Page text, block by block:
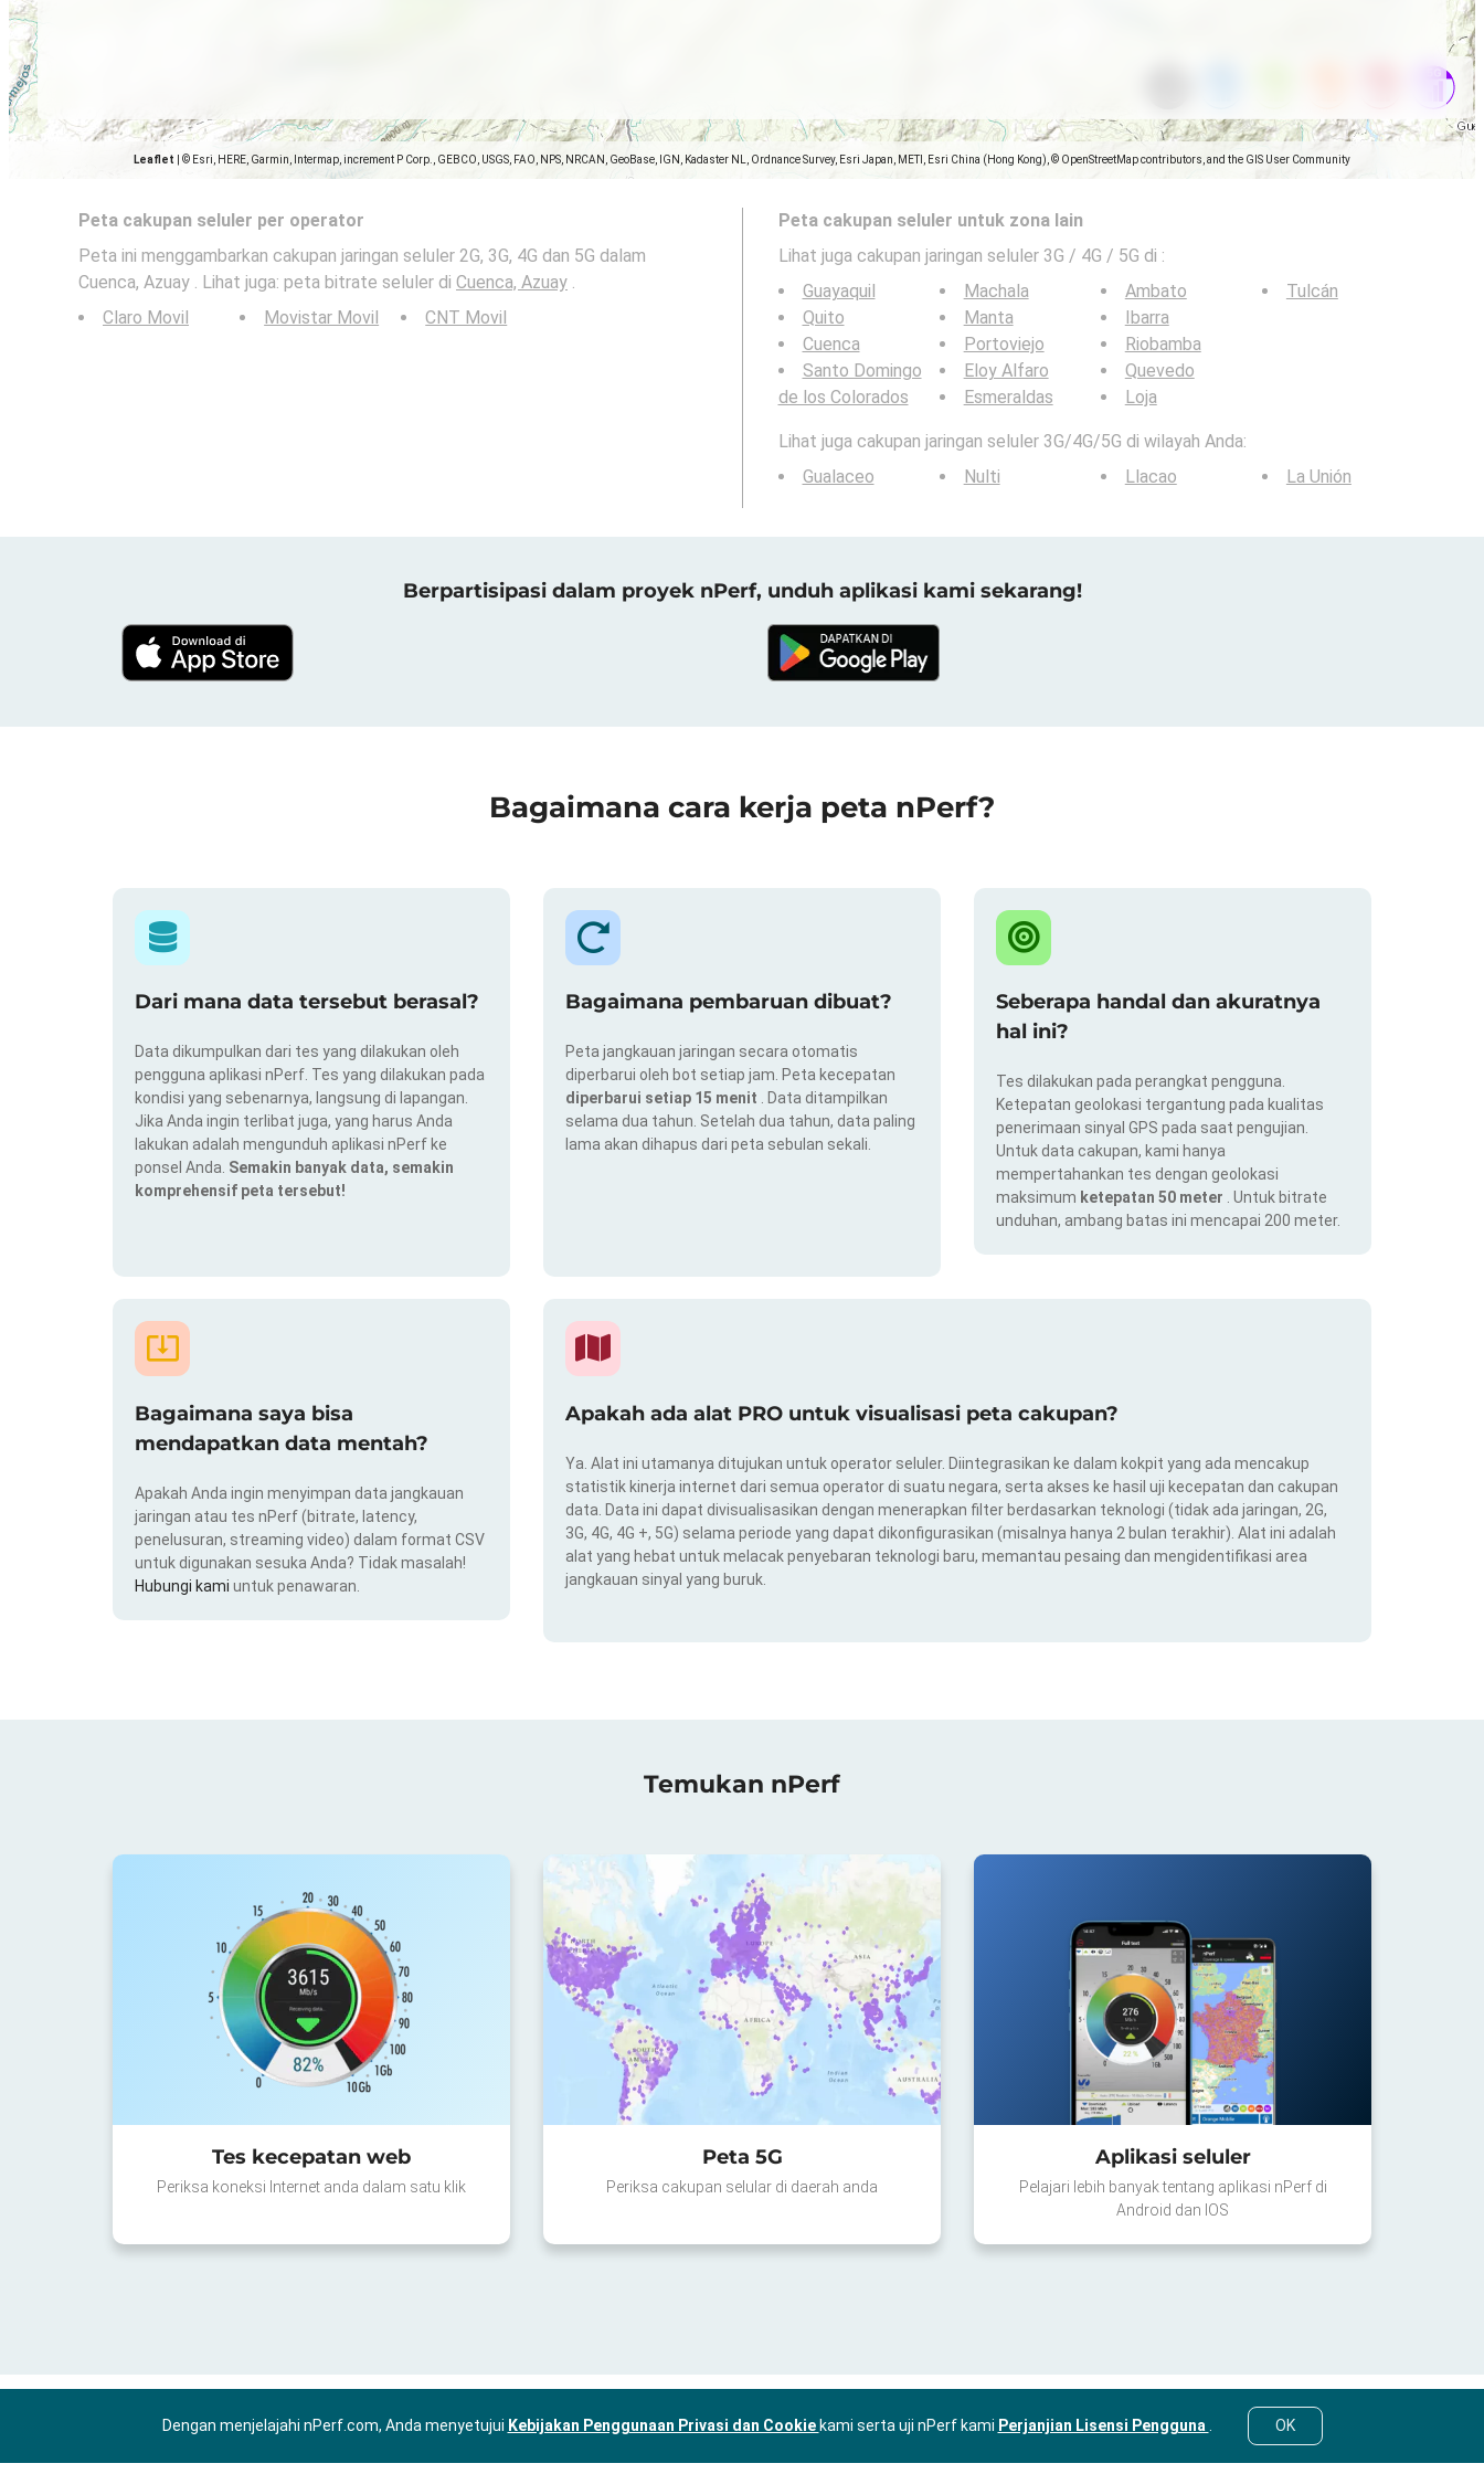
Leaflet © Esri, HERE, Garmin, Intermap, increment P Corp., GEBCO, USGS, FAO, NPS, NRCAN, GeoBase, IGN, Kadaster NL, Ordnance Survey, Esri Japan, METI, Esri China (Hong Kong), © OpenStreetMap contributors, and the GIS User Community
Peta cakupan seluler per operator
Peta ini menggambarkan cakupan jaringan seluler 2G, 3G, 4G dan 5G dalam
Cuenca, Azuay . Lihat juga: peta bitrate seluler di Cuenca, Azuay .
Claro Movil
Movistar Movil CNT Movil
Peta cakupan seluler untuk zona lain
Lihat juga cakupan jaringan seluler 3G / 4G / 5G di :
Guayaquil
Quito
Cuenca
Santo Domingo
de los Colorados
Machala
Manta
Portoviejo
Eloy Alfaro
Esmeraldas
Ambato
Ibarra
Riobamba
Quevedo
Loja
Tulcán
Lihat juga cakupan jaringan seluler 3G/4G/5G di wilayah Anda:
Gualaceo
Nulti Llacao La Unión
Berpartisipasi dalam proyek nPerf, unduh aplikasi kami sekarang!
Bagaimana cara kerja peta nPerf?
Dari mana data tersebut berasal?
Data dikumpulkan dari tes yang dilakukan oleh
pengguna aplikasi nPerf. Tes yang dilakukan pada
kondisi yang sebenarnya, langsung di lapangan.
Jika Anda ingin terlibat juga, yang harus Anda
lakukan adalah mengunduh aplikasi nPerf ke
ponsel Anda. Semakin banyak data, semakin
komprehensif peta tersebut!
Bagaimana pembaruan dibuat?
Peta jangkauan jaringan secara otomatis
diperbarui oleh bot setiap jam. Peta kecepatan
diperbarui setiap 15 menit
. Data ditampilkan
selama dua tahun. Setelah dua tahun, data paling
lama akan dihapus dari peta sebulan sekali.
Seberapa handal dan akuratnya
hal ini?
Tes dilakukan pada perangkat pengguna.
Ketepatan geolokasi tergantung pada kualitas
penerimaan sinyal GPS pada saat pengujian.
Untuk data cakupan, kami hanya
mempertahankan tes dengan geolokasi
maksimum ketepatan 50 meter
. Untuk bitrate
unduhan, ambang batas ini mencapai 200 meter.
Bagaimana saya bisa
mendapatkan data mentah?
Apakah Anda ingin menyimpan data jangkauan
jaringan atau tes nPerf (bitrate, latency,
penelusuran, streaming video) dalam format CSV
untuk digunakan sesuka Anda? Tidak masalah!
Hubungi kami untuk penawaran.
Apakah ada alat PRO untuk visualisasi peta cakupan?
Ya. Alat ini utamanya ditujukan untuk operator seluler. Diintegrasikan ke dalam kokpit yang ada mencakup
statistik kinerja internet dari semua operator di suatu negara, serta akses ke hasil uji kecepatan dan cakupan
data. Data ini dapat divisualisasikan dengan menerapkan filter berdasarkan teknologi (tidak ada jaringan, 2G,
3G, 4G, 4G +, 5G) selama periode yang dapat dikonfigurasikan (misalnya hanya 2 bulan terakhir). Alat ini adalah
alat yang hebat untuk melacak penyebaran teknologi baru, memantau pesaing dan mengidentifikasi area
jangkauan sinyal yang buruk.
Temukan nPerf
Tes kecepatan web
Periksa koneksi Internet anda dalam satu klik
Peta 5G
Periksa cakupan selular di daerah anda
Aplikasi seluler
Pelajari lebih banyak tentang aplikasi nPerf di
Android dan IOS
Dengan menjelajahi nPerf.com, Anda menyetujui Kebijakan Penggunaan Privasi dan Cookie kami serta uji nPerf kami Perjanjian Lisensi Pengguna OK